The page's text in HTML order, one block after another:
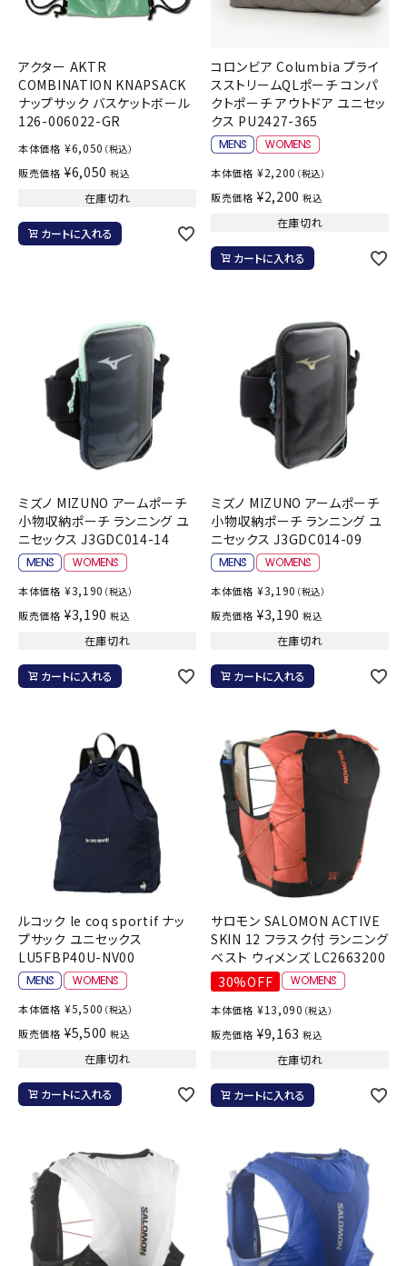
アクター AKTR
COMBINATION KNAPSACK
ナップサック バスケットボール
126-006022-GR
本体価格 ¥6,050 （税込）
販売価格 ¥6,050 税込
在庫切れ
カートに入れる
コロンビア Columbia プライ
スストリームQLポーチ コンパ
クトポーチ アウトドア ユニセッ
クス PU2427-365
本体価格 ¥2,200 （税込）
販売価格 ¥2,200 税込
在庫切れ
カートに入れる
ミズノ MIZUNO アームポーチ
小物収納ポーチ ランニング ユ
ニセックス J3GDC014-14
本体価格 ¥3,190 （税込）
販売価格 ¥3,190 税込
在庫切れ
カートに入れる
ミズノ MIZUNO アームポーチ
小物収納ポーチ ランニング ユ
ニセックス J3GDC014-09
本体価格 ¥3,190 （税込）
販売価格 ¥3,190 税込
在庫切れ
カートに入れる
ルコック le coq sportif ナッ
プサック ユニセックス
LU5FBP40U-NV00
本体価格 ¥5,500 （税込）
販売価格 ¥5,500 税込
在庫切れ
カートに入れる
サロモン SALOMON ACTIVE
SKIN 12 フラスク付 ランニング
ベスト ウィメンズ LC2663200
30%OFF
本体価格 ¥13,090 （税込）
販売価格 ¥9,163 税込
在庫切れ
カートに入れる